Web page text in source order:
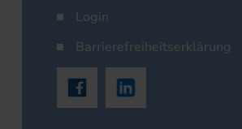
Login
Barrierefreiheitserklärung